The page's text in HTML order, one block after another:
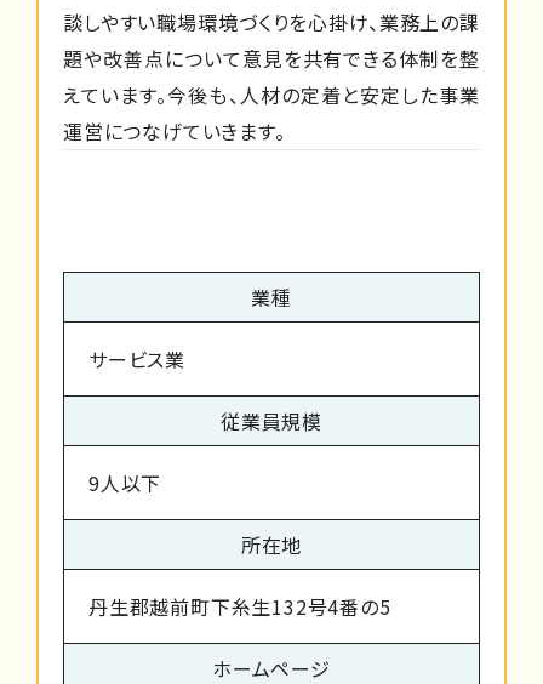
談しやすい職場環境づくりを心掛け、業務上の課
題や改善点について意見を共有できる体制を整
えています。今後も、人材の定着と安定した事業
運営につなげていきます。
業種
サービス業
従業員規模
9人以下
所在地
丹生郡越前町下糸生132号4番の5
ホームページ